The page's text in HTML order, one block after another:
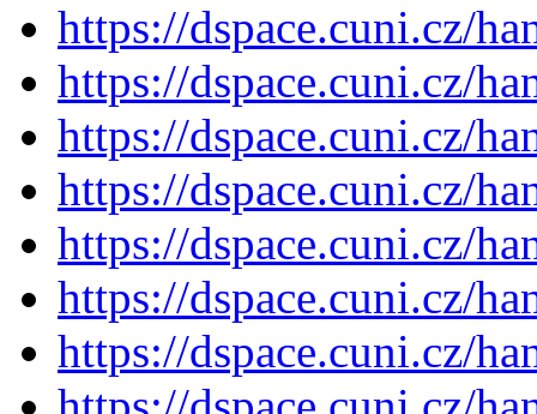
https://dspace.cuni.cz/
https://dspace.cuni.cz/
https://dspace.cuni.cz/
https://dspace.cuni.cz/
https://dspace.cuni.cz/
https://dspace.cuni.cz/
https://dspace.cuni.cz/